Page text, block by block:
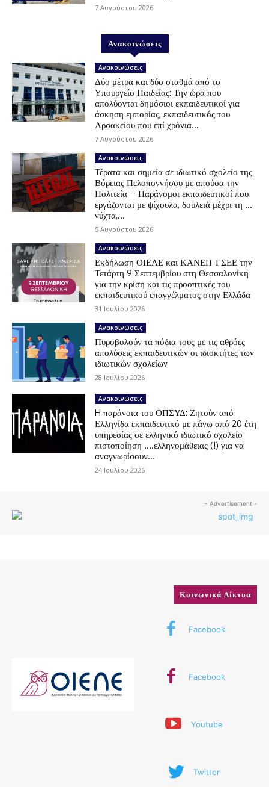
7 Αυγούστου 2026
Ανακοινώσεις
Ανακοινώσεις
Δύο μέτρα και δύο σταθμά από το
Υπουργείο Παιδείας: Την ώρα που
απολύονται δημόσιοι εκπαιδευτικοί για
άσκηση εμπορίας, εκπαιδευτικός του
Αρσακείου που επί χρόνια...
7 Αυγούστου 2026
Ανακοινώσεις
Τέρατα και σημεία σε ιδιωτικό σχολείο της
Βόρειας Πελοποννήσου με απούσα την
Πολιτεία – Παράνομοι εκπαιδευτικοί που
εργάζονται με ψίχουλα, δουλειά μέχρι τη …
νύχτα,...
5 Αυγούστου 2026
Ανακοινώσεις
Εκδήλωση ΟΙΕΛΕ και ΚΑΝΕΠ-ΓΣΕΕ την
Τετάρτη 9 Σεπτεμβρίου στη Θεσσαλονίκη
για την κρίση και τις προοπτικές του
εκπαιδευτικού επαγγέλματος στην Ελλάδα
31 Ιουλίου 2026
Ανακοινώσεις
Πυροβολούν τα πόδια τους με τις αθρόες
απολύσεις εκπαιδευτικών οι ιδιοκτήτες των
ιδιωτικών σχολείων
28 Ιουλίου 2026
Ανακοινώσεις
H παράνοια του ΟΠΣΥΔ: Ζητούν από
Ελληνίδα εκπαιδευτικό με πάνω από 20 έτη
υπηρεσίας σε ελληνικό ιδιωτικό σχολείο
πιστοποίηση ….ελληνομάθειας (!) για να
αναγνωρίσουν...
24 Ιουλίου 2026
- Advertisement -
Κοινωνικά Δίκτυα
Facebook
Facebook
Youtube
Twitter